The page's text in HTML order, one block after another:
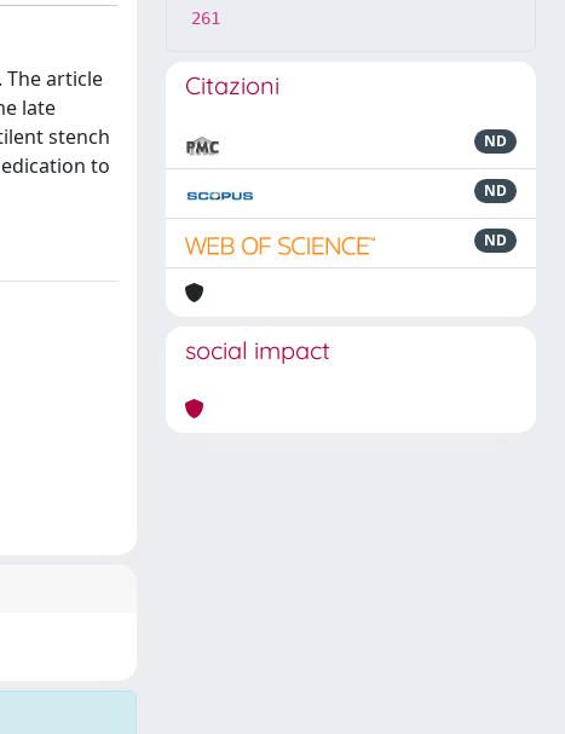
The article
late
stench
to
261
Citazioni
ND
ND
ND
social impact